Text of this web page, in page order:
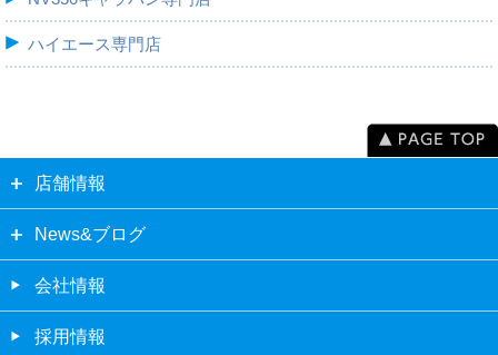
ハイエース専門店
店舗情報
News&ブログ
会社情報
採用情報